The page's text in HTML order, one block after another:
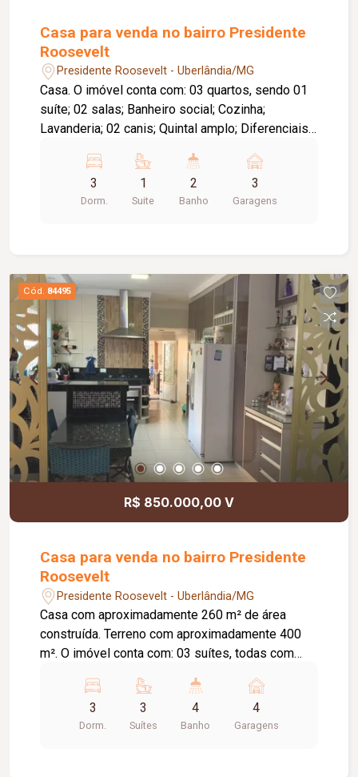
Casa para venda no bairro Presidente
Roosevelt
Presidente Roosevelt - Uberlândia/MG
Casa. O imóvel conta com: 03 quartos, sendo 01
suíte; 02 salas; Banheiro social; Cozinha;
Lavanderia; 02 canis; Quintal amplo; Diferenciais:
aproveitamento; Localização privilegiada,
próxima a supermercado, comércio e serviços da
3
Dorm.
1
Suite
2
Banho
3
Garagens
Cód. 84495
R$ 850.000,00 V
Casa para venda no bairro Presidente
Roosevelt
Presidente Roosevelt - Uberlândia/MG
Casa com aproximadamente 260 m² de área
construída. Terreno com aproximadamente 400
m². O imóvel conta com: 03 suítes, todas com
notebook e impressora; Closet completo com
armários, espaço para maquiagem e sapateira
giratória; Jardim de inverno em 02 suítes, com
3
Dorm.
3
Suítes
4
Banho
4
Garagens